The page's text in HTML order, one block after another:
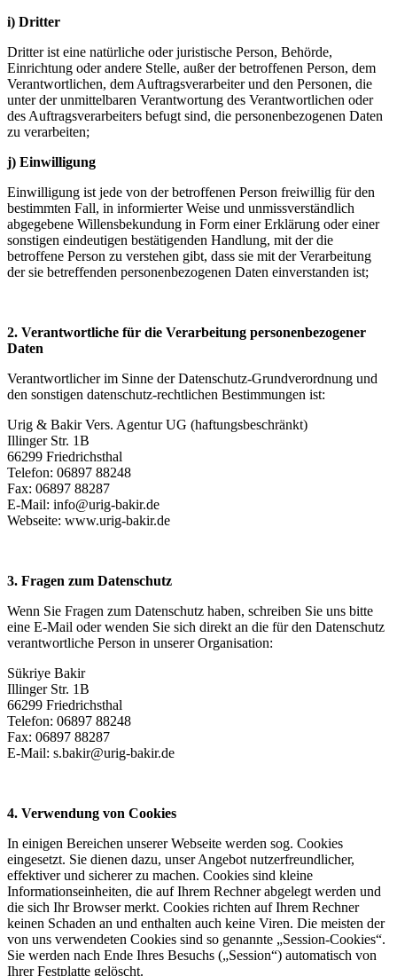
i) Dritter
Dritter ist eine natürliche oder juristische Person, Behörde,
Einrichtung oder andere Stelle, außer der betroffenen Person, dem
Verantwortlichen, dem Auftragsverarbeiter und den Personen, die
unter der unmittelbaren Verantwortung des Verantwortlichen oder
des Auftragsverarbeiters befugt sind, die personenbezogenen Daten
zu verarbeiten;
j) Einwilligung
Einwilligung ist jede von der betroffenen Person freiwillig für den
bestimmten Fall, in informierter Weise und unmissverständlich
abgegebene Willensbekundung in Form einer Erklärung oder einer
sonstigen eindeutigen bestätigenden Handlung, mit der die
betroffene Person zu verstehen gibt, dass sie mit der Verarbeitung
der sie betreffenden personenbezogenen Daten einverstanden ist;
2. Verantwortliche für die Verarbeitung personenbezogener
Daten
Verantwortlicher im Sinne der Datenschutz-Grundverordnung und
den sonstigen datenschutz-rechtlichen Bestimmungen ist:
Urig & Bakir Vers. Agentur UG (haftungsbeschränkt)
Illinger Str. 1B
66299 Friedrichsthal
Telefon: 06897 88248
Fax: 06897 88287
E-Mail: info@urig-bakir.de
Webseite: www.urig-bakir.de
3. Fragen zum Datenschutz
Wenn Sie Fragen zum Datenschutz haben, schreiben Sie uns bitte
eine E-Mail oder wenden Sie sich direkt an die für den Datenschutz
verantwortliche Person in unserer Organisation:
Sükriye Bakir
Illinger Str. 1B
66299 Friedrichsthal
Telefon: 06897 88248
Fax: 06897 88287
E-Mail: s.bakir@urig-bakir.de
4. Verwendung von Cookies
In einigen Bereichen unserer Webseite werden sog. Cookies
eingesetzt. Sie dienen dazu, unser Angebot nutzerfreundlicher,
effektiver und sicherer zu machen. Cookies sind kleine
Informationseinheiten, die auf Ihrem Rechner abgelegt werden und
die sich Ihr Browser merkt. Cookies richten auf Ihrem Rechner
keinen Schaden an und enthalten auch keine Viren. Die meisten der
von uns verwendeten Cookies sind so genannte „Session-Cookies“.
Sie werden nach Ende Ihres Besuchs („Session“) automatisch von
Ihrer Festplatte gelöscht.